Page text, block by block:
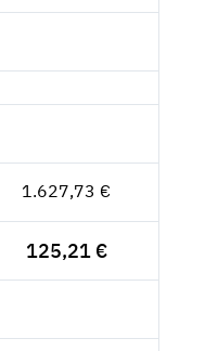
1.627,73 €
125,21 €